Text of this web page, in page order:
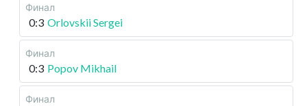
Финал
0:3 Orlovskii Sergei
Финал
0:3 Popov Mikhail
Финал